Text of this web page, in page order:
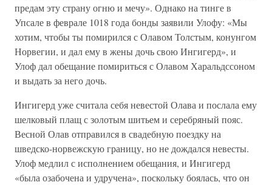
предам эту страну огню и мечу». Однако на тинге в
Упсале в феврале 1018 года бонды заявили Улофу: «Мы
хотим, чтобы ты помирился с Олавом Толстым, конунгом
Норвегии, и дал ему в жены дочь свою Ингигерд», и
Улоф дал обещание помириться с Олавом Харальдссоном
и выдать за него дочь.
Ингигерд уже считала себя невестой Олава и послала ему
шелковый плащ с золотым шитьем и серебряный пояс.
Весной Олав отправился в свадебную поездку на
шведско-норвежскую границу, но не дождался невесты.
Улоф медлил с исполнением обещания, и Ингигерд
«была озабочена и удручена», поскольку боялась, что он